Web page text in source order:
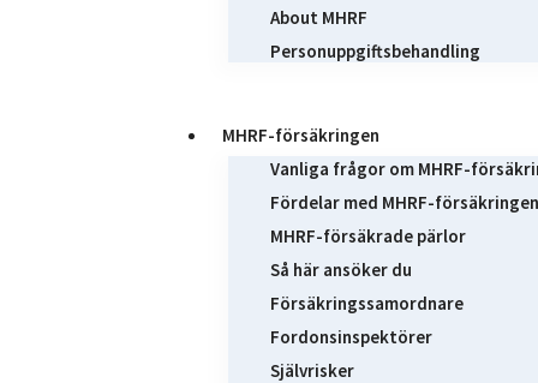
About MHRF
Personuppgiftsbehandling
MHRF-försäkringen
Vanliga frågor om MHRF-
Fördelar med MHRF-försäkringen
MHRF-försäkrade pärlor
Så här ansöker du
Försäkringssamordnare
Fordonsinspektörer
Självrisker